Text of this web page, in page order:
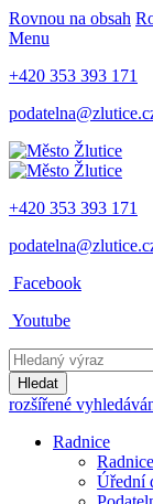
Rovnou na obsah
Menu
+420 353 393 171
+420 353 393 171
Facebook
Youtube
Hledat
rozšířené
Radnice
Radnice
Úřední